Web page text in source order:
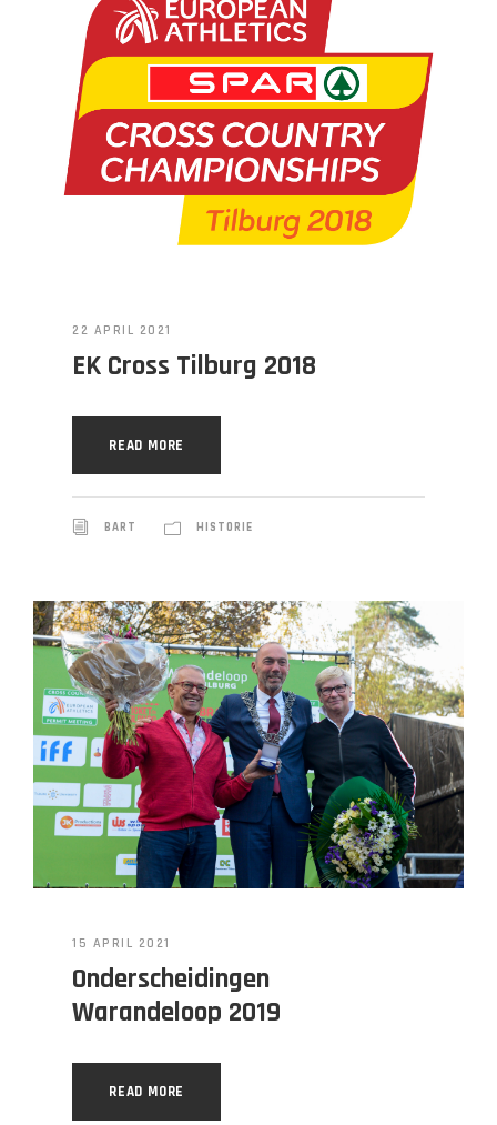
22 APRIL 2021
EK Cross Tilburg 2018
READ MORE
BART HISTORIE
15 APRIL 2021
Onderscheidingen
Warandeloop 2019
READ MORE